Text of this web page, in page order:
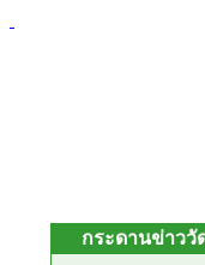
กระดานข่าววั